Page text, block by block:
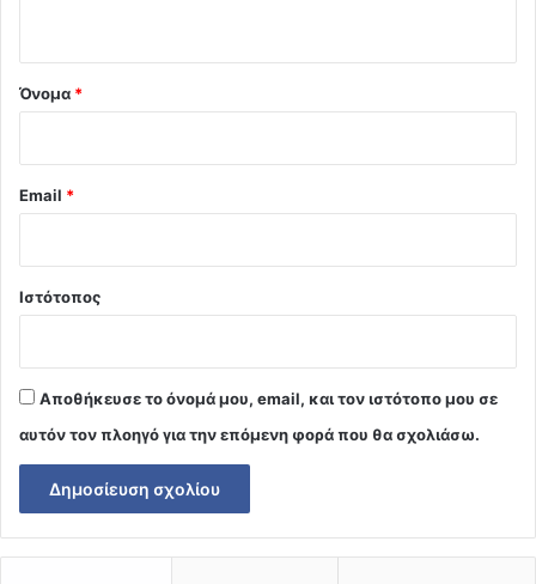
Όνομα *
Email *
Ιστότοπος
Αποθήκευσε το όνομά μου, email, και τον ιστότοπο μου σε
αυτόν τον πλοηγό για την επόμενη φορά που θα σχολιάσω.